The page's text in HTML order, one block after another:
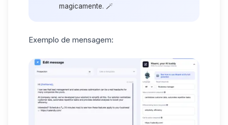
magicamente. 🪄
Exemplo de mensagem: